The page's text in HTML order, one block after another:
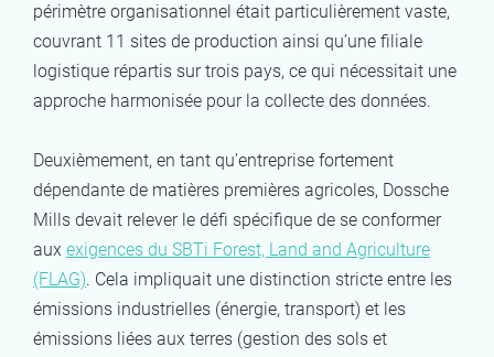
périmètre organisationnel était particulièrement vaste,
couvrant 11 sites de production ainsi qu’une filiale
logistique répartis sur trois pays, ce qui nécessitait une
approche harmonisée pour la collecte des données.
Deuxièmement, en tant qu’entreprise fortement
dépendante de matières premières agricoles, Dossche
Mills devait relever le défi spécifique de se conformer
aux exigences du SBTi Forest, Land and Agriculture
(FLAG). Cela impliquait une distinction stricte entre les
émissions industrielles (énergie, transport) et les
émissions liées aux terres (gestion des sols et